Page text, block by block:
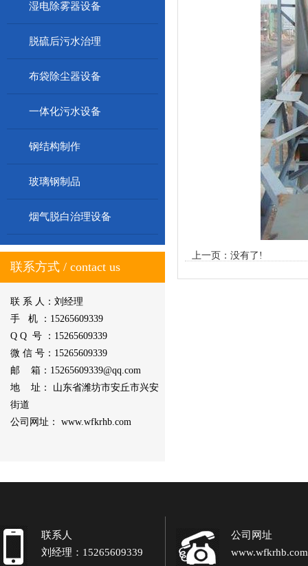
湿电除雾器设备
脱硫后污水治理
布袋除尘器设备
一体化污水设备
钢结构制作
玻璃钢制品
烟气脱白治理设备
联系方式 / contact us
联 系 人：刘经理
手 机 ：15265609339
Q Q 号 ：15265609339
微 信 号：15265609339
邮 箱：15265609339@qq.com
地 址： 山东省潍坊市安丘市兴安
街道
公司网址： www.wfkrhb.com
上一页：没有了!
联系人
刘经理：15265609339
公司网址
www.wfkrhb.com